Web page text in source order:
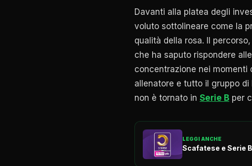
Davanti alla platea degli
voluto sottolineare come la
qualità della rosa. Il
che ha saputo rispondere
concentrazione nei
allenatore e tutto il gruppo di
non è tornato in Serie B per
LEGGI ANCHE
Scafatese e Serie